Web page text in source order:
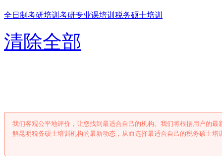
全日制考研培训 考研专业课培训 税务硕士培训
清除全部
我们客观公平地评价，让您找到最适合自己的机构。我们将根据用户的
解昆明税务硕士培训机构的最新动态，从而选择最适合自己的税务硕士培